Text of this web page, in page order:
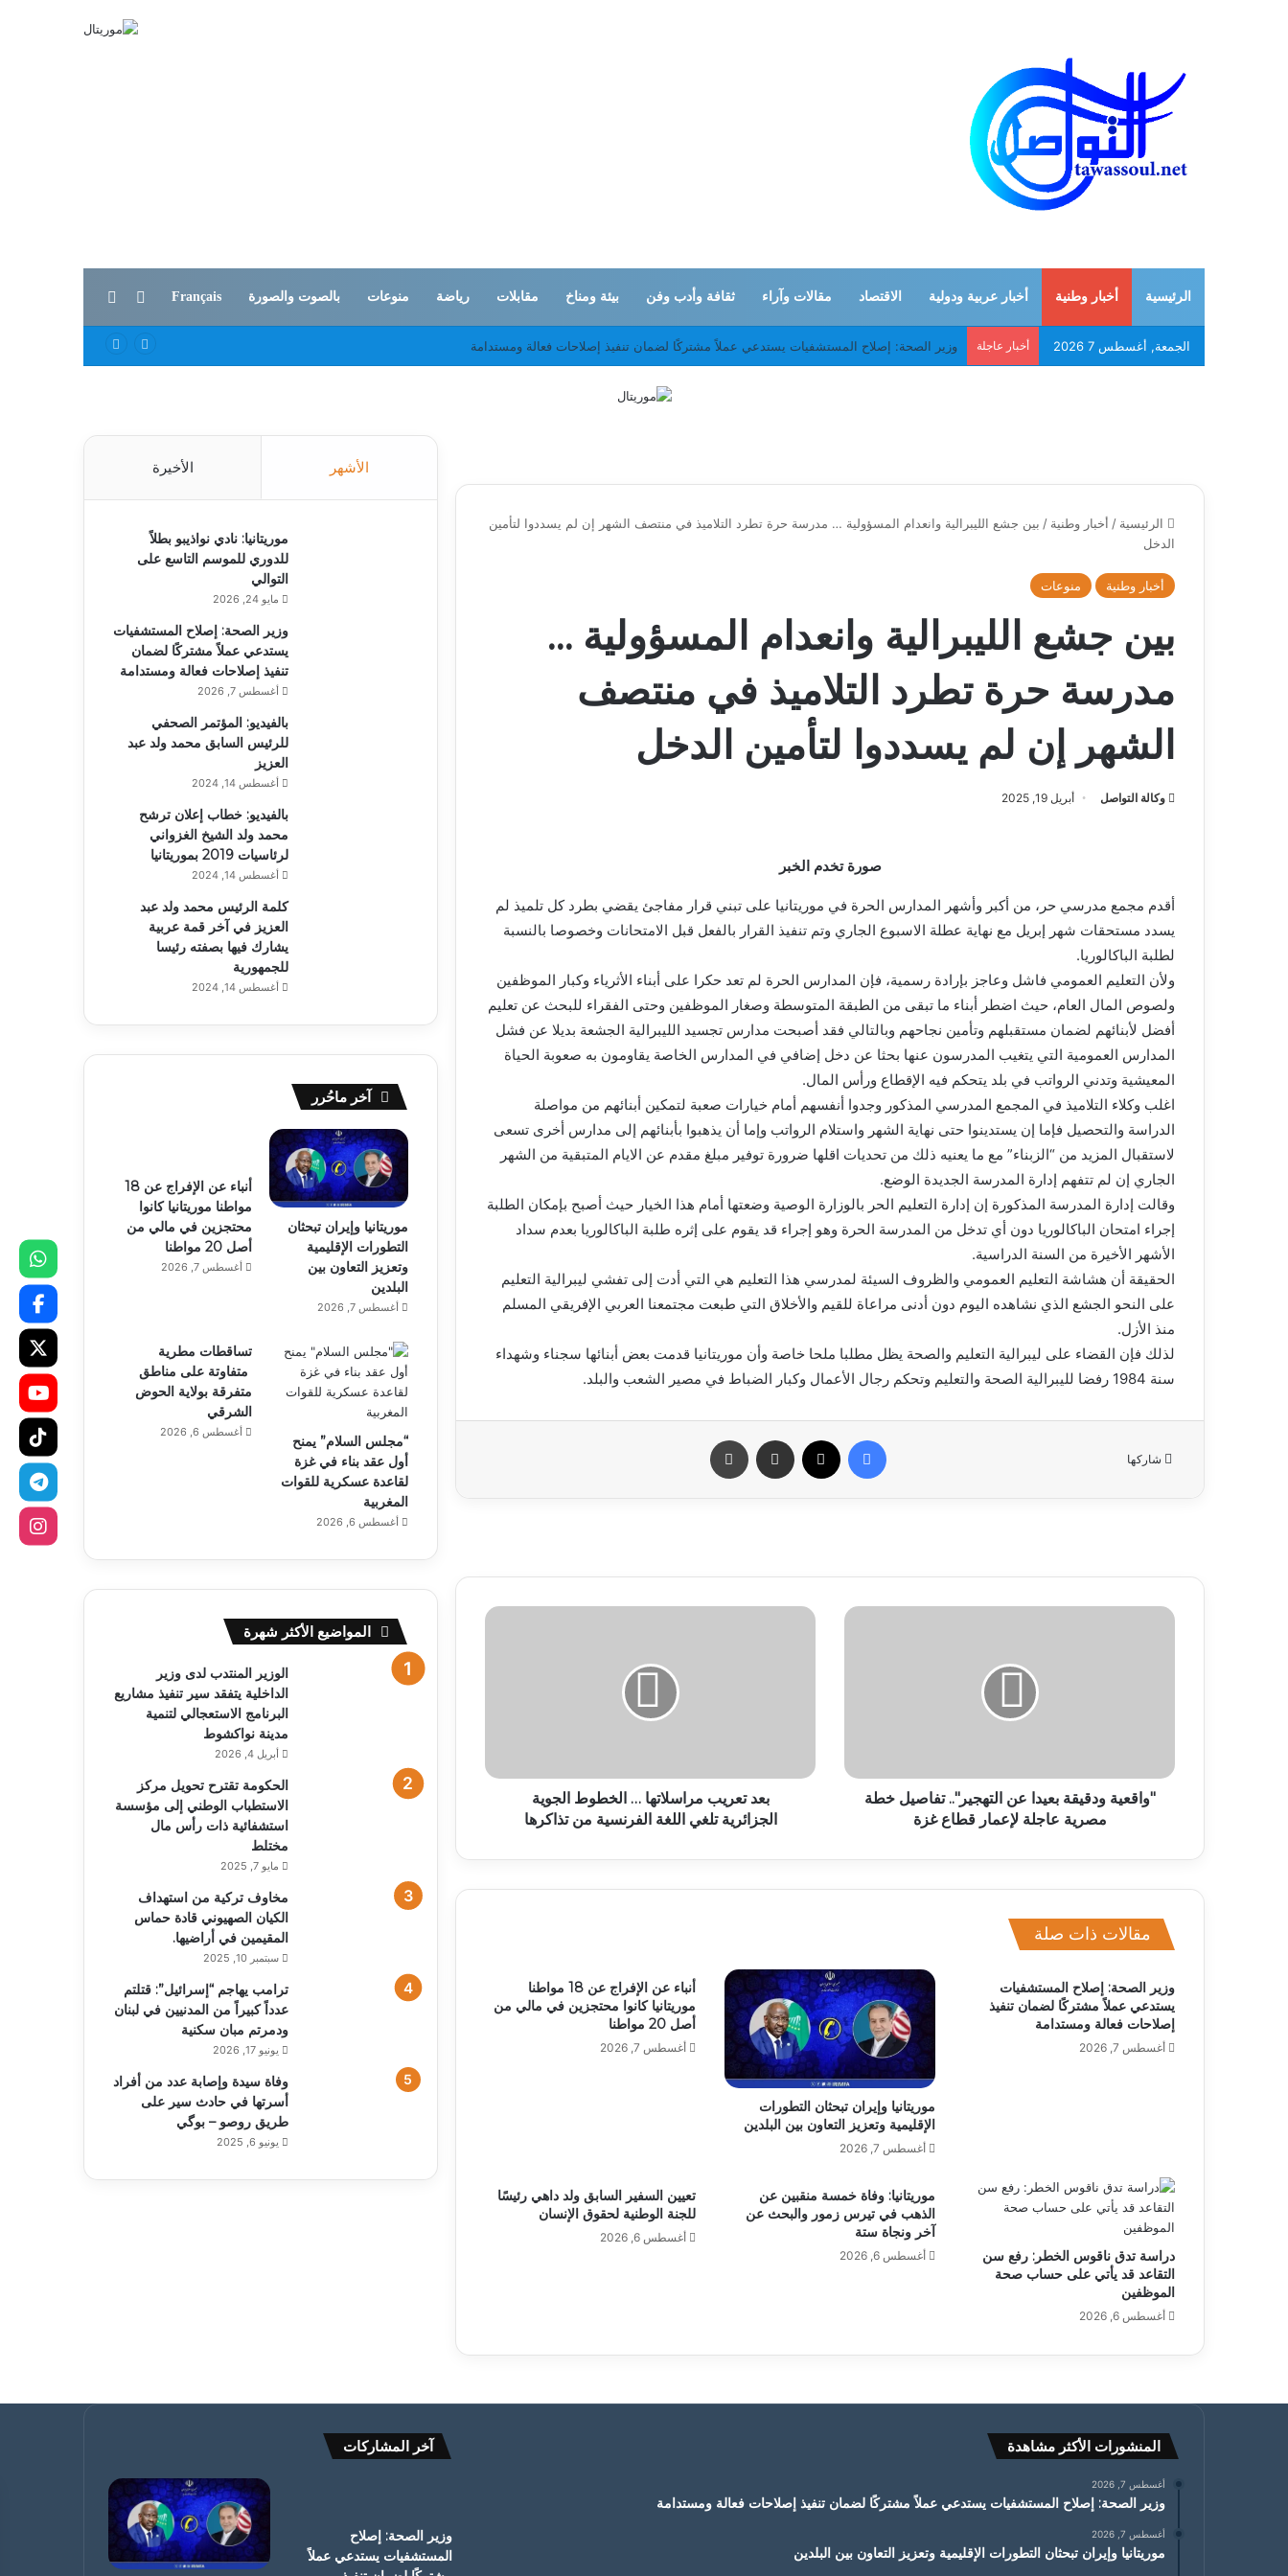
الرئيسية أخبار وطنية أخبار عربية ودولية الاقتصاد مقالات وآراء ثقافة وأدب وفن بيئة ومناخ مقابلات رياضة منوعات بالصوت والصورة Français الوضع المظلم
الجمعة, أغسطس 7 2026 أخبار عاجلة موريتانيا وإيران تبحثان التطورات الإقليمية وتعزيز التعاون بين البلدين
الرئيسية / أخبار وطنية / بين جشع الليبرالية وانعدام المسؤولية … مدرسة حرة تطرد التلاميذ في منتصف الشهر إن لم يسددوا لتأمين
الدخل
أخبار وطنية منوعات
بين جشع الليبرالية وانعدام المسؤولية …
مدرسة حرة تطرد التلاميذ في منتصف
الشهر إن لم يسددوا لتأمين الدخل
وكالة التواصل أبريل 19, 2025
صورة تخدم الخبر
أقدم مجمع مدرسي حر، من أكبر وأشهر المدارس الحرة في موريتانيا على تبني قرار مفاجئ يقضي بطرد كل تلميذ لم
يسدد مستحقات شهر إبريل مع نهاية عطلة الاسبوع الجاري وتم تنفيذ القرار بالفعل قبل الامتحانات وخصوصا بالنسبة
لطلبة الباكالوريا.
ولأن التعليم العمومي فاشل وعاجز بإرادة رسمية، فإن المدارس الحرة لم تعد حكرا على أبناء الأثرياء وكبار الموظفين
ولصوص المال العام، حيث اضطر أبناء ما تبقى من الطبقة المتوسطة وصغار الموظفين وحتى الفقراء للبحث عن تعليم
أفضل لأبنائهم لضمان مستقبلهم وتأمين نجاحهم وبالتالي فقد أصبحت مدارس تجسيد الليبرالية الجشعة بديلا عن فشل
المدارس العمومية التي يتغيب المدرسون عنها بحثا عن دخل إضافي في المدارس الخاصة يقاومون به صعوبة الحياة
المعيشية وتدني الرواتب في بلد يتحكم فيه الإقطاع ورأس المال.
اغلب وكلاء التلاميذ في المجمع المدرسي المذكور وجدوا أنفسهم أمام خيارات صعبة لتمكين أبنائهم من مواصلة
الدراسة والتحصيل فإما إن يستدينوا حتى نهاية الشهر واستلام الرواتب وإما أن يذهبوا بأبنائهم إلى مدارس أخرى تسعى
لاستقبال المزيد من “الزبناء” مع ما يعنيه ذلك من تحديات اقلها ضرورة توفير مبلغ مقدم عن الايام المتبقية من الشهر
الجاري إن لم تتفهم إدارة المدرسة الجديدة الوضع.
وقالت إدارة المدرسة المذكورة إن إدارة التعليم الحر بالوزارة الوصية وضعتها أمام هذا الخيار حيث أصبح بإمكان الطلبة
إجراء امتحان الباكالوريا دون أي تدخل من المدرسة الحرة وهو إجراء قد يقوم على إثره طلبة الباكالوريا بعدم سداد
الأشهر الأخيرة من السنة الدراسية.
الحقيقة أن هشاشة التعليم العمومي والظروف السيئة لمدرسي هذا التعليم هي التي أدت إلى تفشي ليبرالية التعليم
على النحو الجشع الذي نشاهده اليوم دون أدنى مراعاة للقيم والأخلاق التي طبعت مجتمعنا العربي الإفريقي المسلم
منذ الأزل.
لذلك فإن القضاء على ليبرالية التعليم والصحة يظل مطلبا ملحا خاصة وأن موريتانيا قدمت بعض أبنائها سجناء وشهداء
سنة 1984 رفضا لليبرالية الصحة والتعليم وتحكم رجال الأعمال وكبار الضباط في مصير الشعب والبلد.
شاركها
فيسبوك مشاركة عبر البريد
"واقعية ودقيقة بعيدا عن التهجير".. تفاصيل خطة
مصرية عاجلة لإعمار قطاع غزة
بعد تعريب مراسلاتها … الخطوط الجوية
الجزائرية تلغي اللغة الفرنسية من تذاكرها
مقالات ذات صلة
وزير الصحة: إصلاح المستشفيات
يستدعي عملاً مشتركًا لضمان تنفيذ
إصلاحات فعالة ومستدامة
أغسطس 7, 2026
موريتانيا وإيران تبحثان التطورات
الإقليمية وتعزيز التعاون بين البلدين
أغسطس 7, 2026
أنباء عن الإفراج عن 18 مواطنا
موريتانيا كانوا محتجزين في مالي من
أصل 20 مواطنا
أغسطس 7, 2026
دراسة تدق ناقوس الخطر: رفع سن
التقاعد قد يأتي على حساب صحة
الموظفين
أغسطس 6, 2026
موريتانيا: وفاة خمسة منقبين عن
الذهب في تيرس زمور والبحث عن
آخر ونجاة ستة
أغسطس 6, 2026
تعيين السفير السابق ولد داهي رئيسًا
للجنة الوطنية لحقوق الإنسان
أغسطس 6, 2026
الأشهر الأخيرة
موريتانيا: نادي نواذيبو بطلاً
للدوري للموسم التاسع على
التوالي
مايو 24, 2026
وزير الصحة: إصلاح المستشفيات
يستدعي عملاً مشتركًا لضمان
تنفيذ إصلاحات فعالة ومستدامة
أغسطس 7, 2026
بالفيديو: المؤتمر الصحفي
للرئيس السابق محمد ولد عبد
العزيز
أغسطس 14, 2024
بالفيديو: خطاب إعلان ترشح
محمد ولد الشيخ الغزواني
لرئاسيات 2019 بموريتانيا
أغسطس 14, 2024
كلمة الرئيس محمد ولد عبد
العزيز في آخر قمة عربية
يشارك فيها بصفته رئيسا
للجمهورية
أغسطس 14, 2024
آخر ماحُرر
موريتانيا وإيران تبحثان
التطورات الإقليمية
وتعزيز التعاون بين
البلدين
أغسطس 7, 2026
أنباء عن الإفراج عن 18
مواطنا موريتانيا كانوا
محتجزين في مالي من
أصل 20 مواطنا
أغسطس 7, 2026
“مجلس السلام” يمنح
أول عقد بناء في غزة
لقاعدة عسكرية للقوات
المغربية
أغسطس 6, 2026
تساقطات مطرية
متفاوتة على مناطق
متفرقة بولاية الحوض
الشرقي
أغسطس 6, 2026
المواضيع الأكثر شهرة
الوزير المنتدب لدى وزير
الداخلية يتفقد سير تنفيذ مشاريع
البرنامج الاستعجالي لتنمية
مدينة نواكشوط
أبريل 4, 2026
الحكومة تقترح تحويل مركز
الاستطباب الوطني إلى مؤسسة
استشفائية ذات رأس مال
مختلط
مايو 7, 2025
مخاوف تركية من استهداف
الكيان الصهيوني قادة حماس
المقيمين في أراضيها.
سبتمبر 10, 2025
ترامب يهاجم “إسرائيل”: قتلتم
عدداً كبيراً من المدنيين في لبنان
ودمرتم مبان سكنية
يونيو 17, 2026
وفاة سيدة وإصابة عدد من أفراد
أسرتها في حادث سير على
طريق روصو – بوگي
يونيو 6, 2025
المنشورات الأكثر مشاهدة
أغسطس 7, 2026
وزير الصحة: إصلاح المستشفيات يستدعي عملاً مشتركًا لضمان تنفيذ إصلاحات فعالة ومستدامة
أغسطس 7, 2026
موريتانيا وإيران تبحثان التطورات الإقليمية وتعزيز التعاون بين البلدين
آخر المشاركات
وزير الصحة: إصلاح
المستشفيات يستدعي عملاً